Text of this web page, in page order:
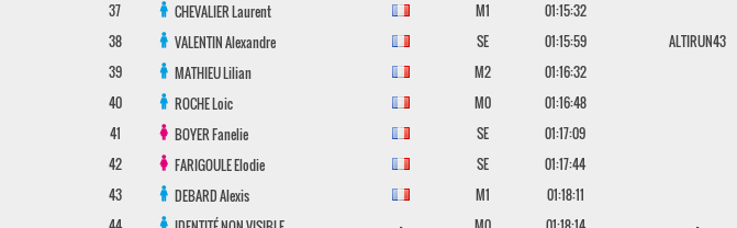
37
CHEVALIERLaurent M1
01:15:32
38
VALENTINAlexandre SE 01:15:59 ALTIRUN43
39
MATHIEULilian M2
01:16:32
40
ROCHELoic M0 01:16:48
41
BOYERFanelie SE 01:17:09
42
FARIGOULEElodie SE 01:17:44
43
DEBARDAlexis M1 01:18:11